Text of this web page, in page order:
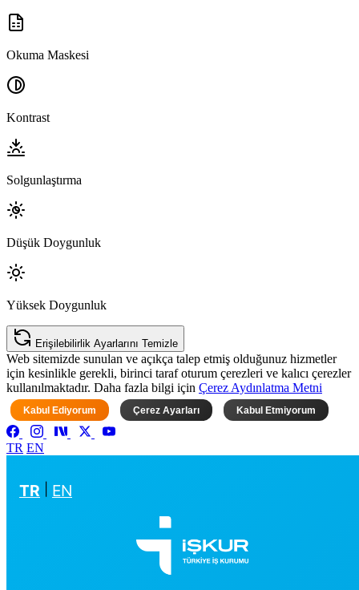
Okuma Maskesi
Kontrast
Solgunlaştırma
Düşük Doygunluk
Yüksek Doygunluk
Erişilebilirlik Ayarlarını Temizle
Web sitemizde sunulan ve açıkça talep etmiş olduğunuz hizmetler
için kesinlikle gerekli, birinci taraf oturum çerezleri ve kalıcı çerezler
kullanılmaktadır. Daha fazla bilgi için Çerez Aydınlatma Metni
Kabul Ediyorum Çerez Ayarları Kabul Etmiyorum
TR EN
TR EN